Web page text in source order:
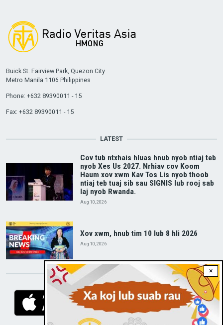
×
Buick St. Fairview Park, Quezon City
Metro Manila 1106 Philippines
Phone: +632 89390011 - 15
Fax: +632 89390011 - 15
LATEST
Cov tub ntxhais hluas hnub nyob ntiaj teb
nyob Xes Us 2027. Nrhiav cov Koom
Haum xov xwm Kav Tos Lis nyob thoob
ntiaj teb tuaj sib sau SIGNIS lub rooj sab
laj nyob Rwanda.
Aug 10, 2026
Xov xwm, hnub tim 10 lub 8 hli 2026
Aug 10, 2026
DOWNLOAD RVA APP